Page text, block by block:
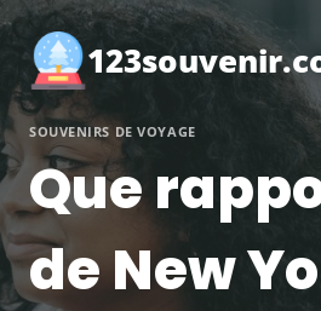
Aller
contenu
SOUVENIRS DE VOYAGE
Que
de New